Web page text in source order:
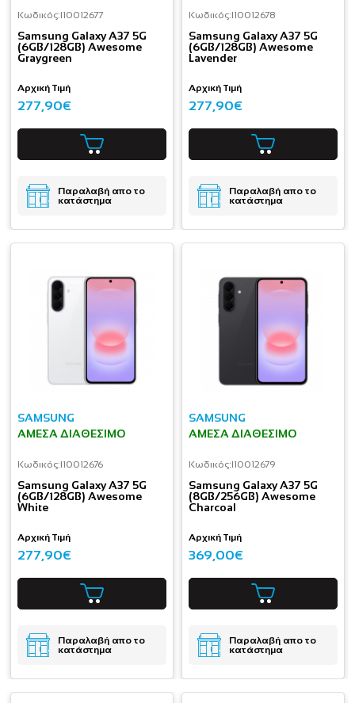
Κωδικός:I10012677
Samsung Galaxy A37 5G
(6GB/128GB) Awesome
Graygreen
Αρχική Τιμή
277,90€
Παραλαβή απο το
κατάστημα
Κωδικός:I10012678
Samsung Galaxy A37 5G
(6GB/128GB) Awesome
Lavender
Αρχική Τιμή
277,90€
Παραλαβή απο το
κατάστημα
SAMSUNG
ΆΜΕΣΑ ΔΙΑΘΈΣΙΜΟ
Κωδικός:I10012676
Samsung Galaxy A37 5G
(6GB/128GB) Awesome
White
Αρχική Τιμή
277,90€
Παραλαβή απο το
κατάστημα
SAMSUNG
ΆΜΕΣΑ ΔΙΑΘΈΣΙΜΟ
Κωδικός:I10012679
Samsung Galaxy A37 5G
(8GB/256GB) Awesome
Charcoal
Αρχική Τιμή
369,00€
Παραλαβή απο το
κατάστημα